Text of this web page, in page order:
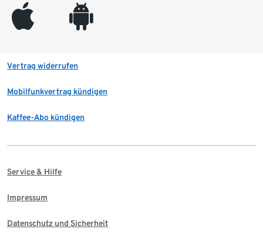
appleinc android
Vertrag widerrufen
Mobilfunkvertrag kündigen
Kaffee-Abo kündigen
Service & Hilfe
Impressum
Datenschutz und Sicherheit